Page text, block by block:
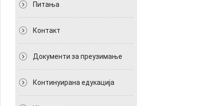
Питања
Контакт
Документи за преузимање
Континуирана едукација